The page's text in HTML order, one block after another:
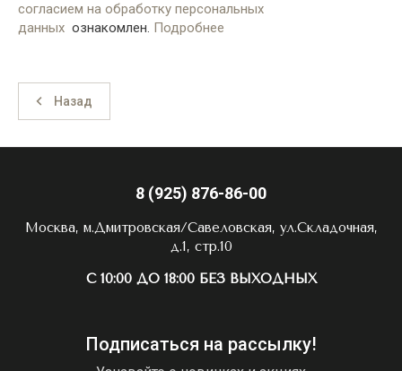
согласием на обработку персональных
данных ознакомлен. Подробнее
Назад
8 (925) 876-86-00
Москва, м.Дмитровская/Савеловская, ул.Складочная,
д.1, стр.10
С 10:00 ДО 18:00 БЕЗ ВЫХОДНЫХ
Подписаться на рассылку!